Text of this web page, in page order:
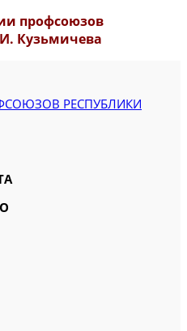
профсоюзов
Кузьмичева
РЕСПУБЛИКИ